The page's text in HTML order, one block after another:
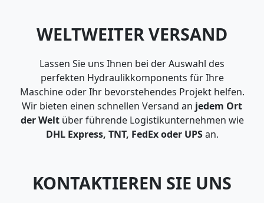
WELTWEITER VERSAND
Lassen Sie uns Ihnen bei der Auswahl des
perfekten Hydraulikkomponents für Ihre
Maschine oder Ihr bevorstehendes Projekt helfen.
Wir bieten einen schnellen Versand an jedem Ort
der Weltüber führende Logistikunternehmen wie
DHL Express, TNT, FedEx oder UPSan.
KONTAKTIEREN SIE UNS